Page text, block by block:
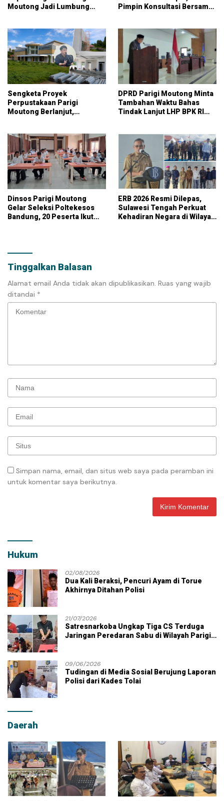
Moutong Jadi Lumbung
Pimpin Konsultasi Bersama
Sengketa Proyek
Perpustakaan Parigi
Moutong Berlanjut,
dengan Dana Pribadi
DPRD Parigi Moutong Minta
Tambahan Waktu Bahas
Tindak Lanjut LHP BPK RI
Dinsos Parigi Moutong
Gelar Seleksi Poltekesos
Bandung, 20 Peserta Ikut
ERB 2026 Resmi Dilepas,
Sulawesi Tengah Perkuat
Kehadiran Negara di Wilayah
Tinggalkan Balasan
Alamat email Anda tidak akan dipublikasikan. Ruas yang wajib
ditandai *
Simpan nama, email, dan situs web saya pada peramban ini
untuk komentar saya berikutnya.
Hukum
02/08/2026
Dua Kali Beraksi, Pencuri Ayam di Torue
Akhirnya Ditahan Polisi
21/07/2026
Satresnarkoba Ungkap Tiga CS Terduga
Jaringan Peredaran Sabu di Wilayah Parigi
09/06/2026
Tudingan di Media Sosial Berujung Laporan
Polisi dari Kades Tolai
Daerah